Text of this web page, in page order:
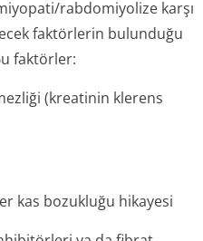
rabdo­miyolize karşı
faktörlerin bulunduğu
faktörler:
(kreatinin klerens
kas bozukluğu hikayesi